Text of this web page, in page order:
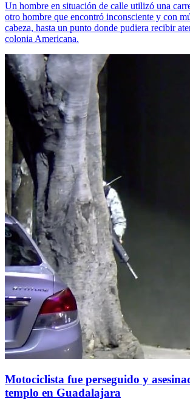
Un hombre en situación de calle utilizó una
otro hombre que encontró inconsciente y con
cabeza, hasta un punto donde pudiera recibir
colonia Americana.
Motociclista fue perseguido y
templo en Guadalajara